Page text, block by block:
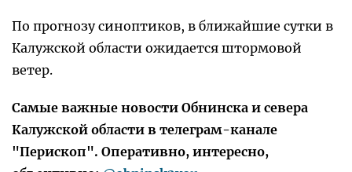
По прогнозу синоптиков, в ближайшие сутки в
Калужской области ожидается штормовой
ветер.
Самые важные новости Обнинска и севера
Калужской области в телеграм-канале
"Перископ". Оперативно, интересно,